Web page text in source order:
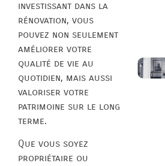
investissant dans la
rénovation, vous
pouvez non seulement
améliorer votre
qualité de vie au
quotidien, mais aussi
valoriser votre
patrimoine sur le long
terme.
Que vous soyez
propriétaire ou